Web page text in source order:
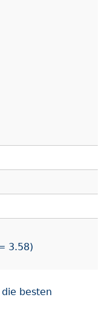
3.58)
besten